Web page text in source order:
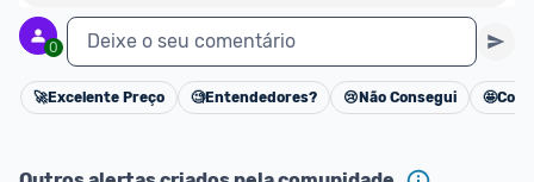
0 Deixe o seu comentário
Cancelar
🚀Excelente Preço 🧐Entendedores? 😢 Não Consegui 🤩